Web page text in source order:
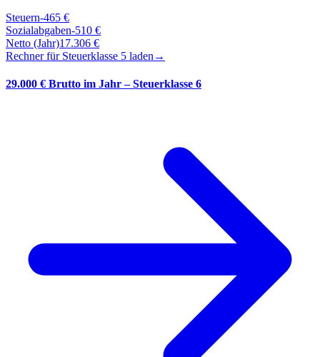
Steuern-465 €
Sozialabgaben-510 €
Netto (Jahr)17.306 €
Rechner für Steuerklasse 5 laden →
29.000 € Brutto im Jahr – Steuerklasse 6